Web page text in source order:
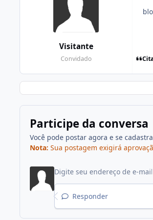
Visitante
Convidado
Participe da conversa
Você pode postar agora e se
Nota: Sua postagem exigirá
Responder